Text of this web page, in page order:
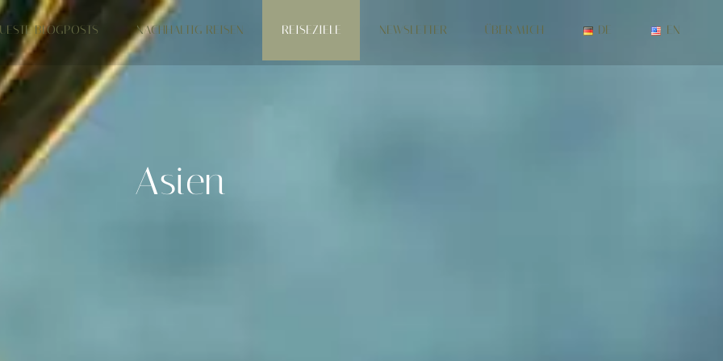
BLOGPOSTS NACHHALTIG REISEN REISEZIELE NEWSLETTER ÜBER MICH DE EN
Asien